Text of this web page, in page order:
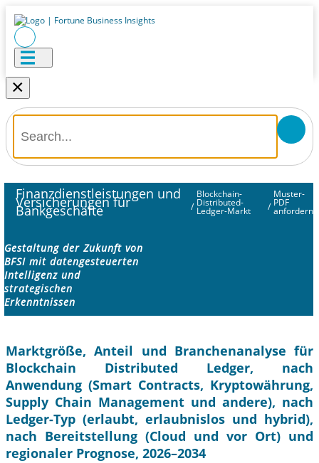
×
Finanzdienstleistungen und
Versicherungen für
Bankgeschäfte /
Blockchain-
Distributed-
Ledger-Markt /
Muster-
PDF
anfordern
Gestaltung der Zukunft von
BFSI mit datengesteuerten
Intelligenz und
strategischen
Erkenntnissen
Marktgröße, Anteil und Branchenanalyse für
Blockchain Distributed Ledger, nach
Anwendung (Smart Contracts, Kryptowährung,
Supply Chain Management und andere), nach
Ledger-Typ (erlaubt, erlaubnislos und hybrid),
nach Bereitstellung (Cloud und vor Ort) und
regionaler Prognose, 2026–2034